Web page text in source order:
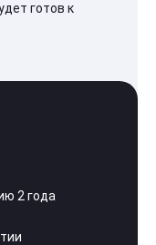
готов к
2 года